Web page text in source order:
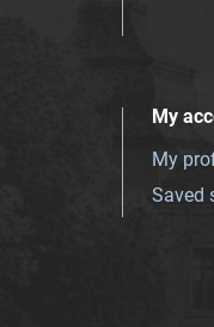
My
My
Saved